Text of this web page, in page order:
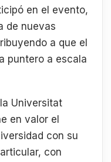
en el evento,
de nuevas
a que el
puntero a escala
Universitat
en valor el
con su
con